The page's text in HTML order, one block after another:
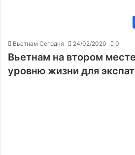
Вьетнам Сегодня 24/02/2020 0
Вьетнам на втором
уровню жизни для